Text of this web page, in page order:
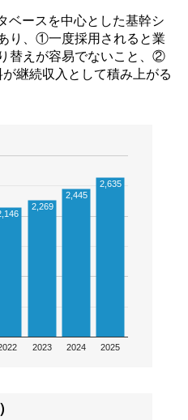
ベースを中心とした基幹シ
り、①一度採用されると業
替えが容易でないこと、②
継続収入として積み上がる
2023 2024 2025
2,269
2,445
2,635